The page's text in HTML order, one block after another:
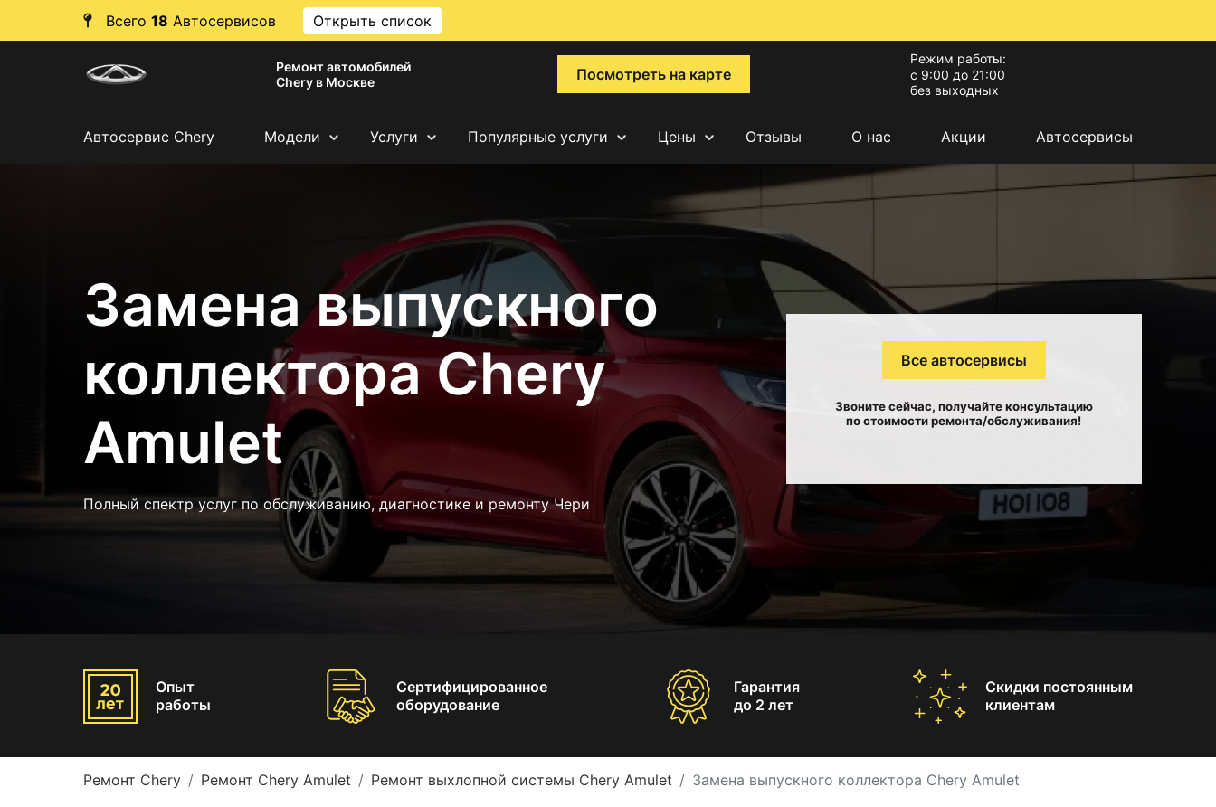
Всего 18 Автосервисов Открыть список
Ремонт автомобилей
Chery в Москве
Посмотреть на карте
Режим работы:
с 9:00 до 21:00
без выходных
Автосервис Chery Модели Услуги Популярные услуги Цены Отзывы О нас Акции Автосервисы
Замена выпускного
коллектора Chery
Amulet
Полный спектр услуг по обслуживанию, диагностике и ремонту Чери
Все автосервисы
Звоните сейчас, получайте консультацию
по стоимости ремонта/обслуживания!
Опыт
работы
Сертифицированное
оборудование
Гарантия
до 2 лет
Скидки постоянным
клиентам
Ремонт Chery Ремонт Chery Amulet Ремонт выхлопной системы Chery Amulet Замена выпускного коллектора Chery Amulet